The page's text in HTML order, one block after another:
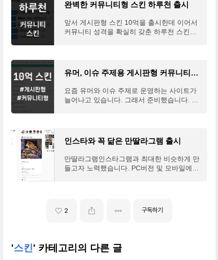
완벽한 커뮤니티형 스킨 하루천 출시
앞서 게시판형 스킨 10억을 출시한데 이어서
커뮤니티 성격을 확실히 갖춘 하루천 스킨을
유머, 이슈 주제용 게시판형 커뮤니티형 100억 스킨 출시
요즘 유머와 이슈 주제로 운영하는 사이트가
늘어나고 있습니다. 그래서 준비했습니다. 티
인스타와 꼭 닮은 만딸라그램 출시
만딸라그램인스타그램과 최대한 비슷하게 만
들고자 노력했습니다. PC버전 및 모바일에서
2 구독하기
'스킨' 카테고리의 다른 글